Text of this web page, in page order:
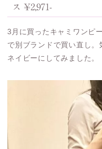
ス ¥2,971-
3月に買ったキャミワンピ
で別ブランドで買い直し
ネイビーにしてみました。